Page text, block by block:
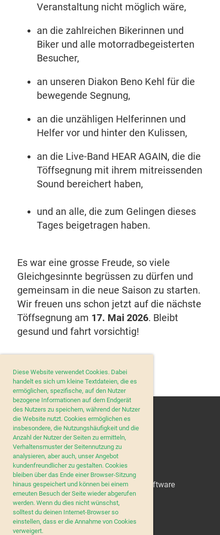
Diese Website verwendet Cookies. Dabei
handelt es sich um kleine Textdateien, die es
ermöglichen, spezifische, auf den Nutzer
bezogene Informationen auf dem Endgerät
des Nutzers zu speichern, während der Nutzer
die Website nutzt. Cookies ermöglichen es
insbesondere, die Nutzungshäufigkeit und die
Anzahl der Nutzer der Seiten zu ermitteln,
Verhaltensmuster der Seitennutzung zu
analysieren, aber auch, unser Angebot
kundenfreundlicher zu gestalten. Cookies
bleiben über das Ende einer Browser-Sitzung
hinaus gespeichert und können bei einem
erneuten Besuch der Seite wieder abgerufen
werden. Wenn du dies nicht wünschst,
solltest du deinen Internet-Browser so
einstellen, dass er die Annahme von Cookies
verweigert.
Veranstaltung nicht möglich wäre,
an die zahlreichen Bikerinnen und
Biker und alle motorradbegeisterten
Besucher,
an unseren Diakon Beno Kehl für die
bewegende Segnung,
an die unzähligen Helferinnen und
Helfer vor und hinter den Kulissen,
an die Live-Band HEAR AGAIN, die die
Töffsegnung mit ihrem mitreissenden
Sound bereichert haben,
und an alle, die zum Gelingen dieses
Tages beigetragen haben.
Es war eine grosse Freude, so viele
Gleichgesinnte begrüssen zu dürfen und
gemeinsam in die neue Saison zu starten.
Wir freuen uns schon jetzt auf die nächste
Töffsegnung am 17. Mai 2026. Bleibt
gesund und fahrt vorsichtig!
© MC March-Höfe
Erstellt mit ClubDesk Vereinssoftware
Impressum